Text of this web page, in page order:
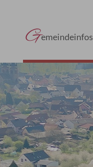
Gemeindeinfos